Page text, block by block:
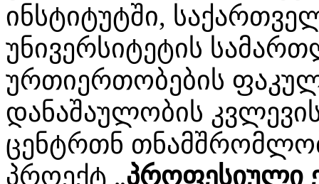
ინსტიტუტში,
უნივერსიტეტის
ურთიერთობების
დანაშაულობის
ცენტრთნ
პროექტ „პროფესიული